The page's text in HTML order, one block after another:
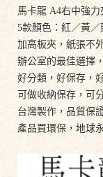
馬卡龍 A4右中強力
5款顏色：紅／黃
加高板夾，紙張不
辦公室的最佳選擇
好分類，好保存，
可做收納保存，可
台灣製作，品質保
產品買環保，地球